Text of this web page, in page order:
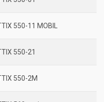
550-11 MOBIL
550-21
550-2M